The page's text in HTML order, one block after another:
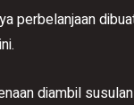
perbelanjaan
diambil